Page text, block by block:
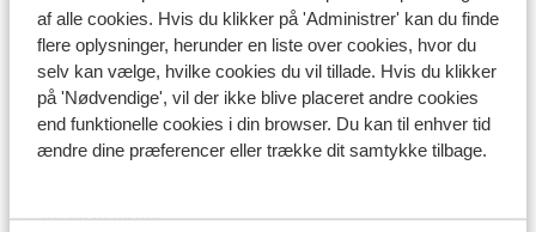
af alle cookies. Hvis du klikker på 'Administrer' kan du finde
flere oplysninger, herunder en liste over cookies, hvor du
selv kan vælge, hvilke cookies du vil tillade. Hvis du klikker
på 'Nødvendige', vil der ikke blive placeret andre cookies
end funktionelle cookies i din browser. Du kan til enhver tid
ændre dine præferencer eller trække dit samtykke tilbage.
Afstand til busstoppested ca. 500 meter
Afstand til pengeautomat ca. 500 meter
Afstand til nærmeste butikker ca. 500 meter
Afstand til nærmeste kiosk ca. 500 meter
Nærmeste restaurant ca. 1000 meter
Nærmeste apotek ca. 800 meter
På en stejl vej